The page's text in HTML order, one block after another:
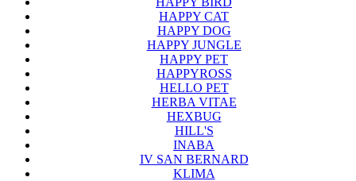
HAPPY CAT
HAPPY DOG
HAPPY JUNGLE
HAPPY PET
HAPPYROSS
HELLO PET
HERBA VITAE
HEXBUG
HILL'S
INABA
IV SAN BERNARD
KLIMA